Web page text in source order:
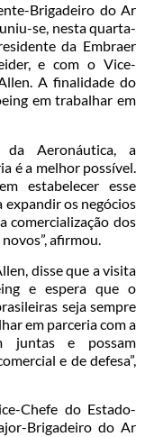
Brigadeiro do Ar
se, nesta quarta-
da Embraer
e com o Vice-
A finalidade do
em trabalhar em
Aeronáutica, a
é a melhor possível.
estabelecer esse
os negócios
comercialização dos
afirmou.
disse que a visita
e espera que o
seja sempre
em parceria com a
juntas e possam
e de defesa”,
Chefe do Estado-
Brigadeiro do Ar